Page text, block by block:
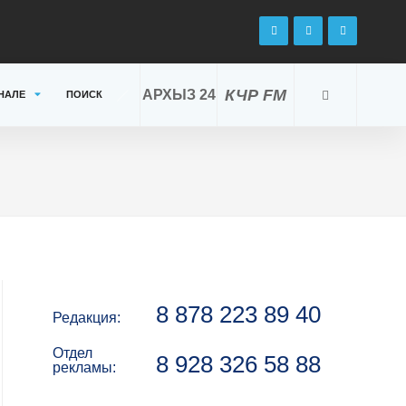
КЧР FM
АРХЫЗ 24
ПОИСК
Редакция: 8 878 223 89 40
Отдел
рекламы:
8 928 326 58 88